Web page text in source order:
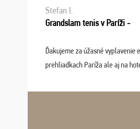
Stefan I.
Grandslam tenis v Paríži -
Ďakujeme za úžasné vyplavenie
prehliadkach Paríža ale aj na
spomínať a zväžujeme repete